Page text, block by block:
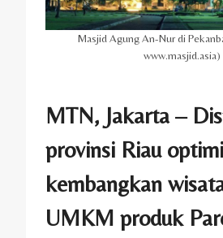
Masjid Agung An-Nur di
www.masjid.asia)
MTN, Jakarta –
provinsi Riau
kembangkan
UMKM produk